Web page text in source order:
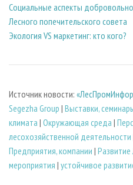
Социальные аспекты
Лесного попечительского совета
Экология VS маркетинг: кто кого?
Источник новости:
Segezha Group | Выставки,
климата | Окружающая среда |
лесохозяйственной деятельности
Предприятия, компании |
мероприятия | устойчивое